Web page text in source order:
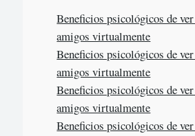
Beneficios psicológicos de
amigos virtualmente
Beneficios psicológicos de
amigos virtualmente
Beneficios psicológicos de
amigos virtualmente
Beneficios psicológicos de